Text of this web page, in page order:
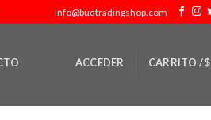
info@budtradingshop.com
ACCEDER CARRITO /$